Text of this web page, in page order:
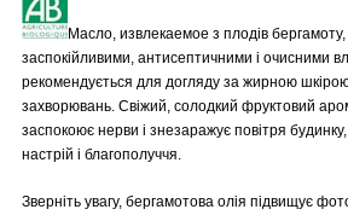
Масло, извлекаемое з плодів бергамоту,
заспокійливими, антисептичними і очисними
рекомендується для догляду за жирною шкірою
захворювань. Свіжий, солодкий фруктовий
заспокоює нерви і знезаражує повітря
настрій і благополуччя.
Зверніть увагу, бергамотова олія підвищує